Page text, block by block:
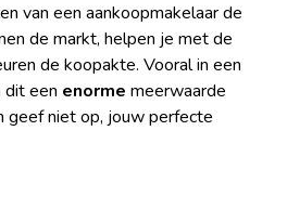
van een aankoopmakelaar de
de markt, helpen je met de
de koopakte. Vooral in een
dit een enorme meerwaarde
geef niet op, jouw perfecte